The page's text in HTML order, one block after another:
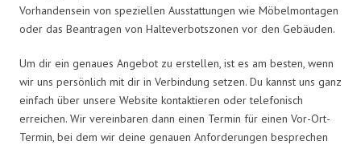
Vorhandensein von speziellen Ausstattungen wie Möbelmontagen
oder das Beantragen von Halteverbotszonen vor den Gebäuden.
Um dir ein genaues Angebot zu erstellen, ist es am besten, wenn
wir uns persönlich mit dir in Verbindung setzen. Du kannst uns ganz
einfach über unsere Website kontaktieren oder telefonisch
erreichen. Wir vereinbaren dann einen Termin für einen Vor-Ort-
Termin, bei dem wir deine genauen Anforderungen besprechen